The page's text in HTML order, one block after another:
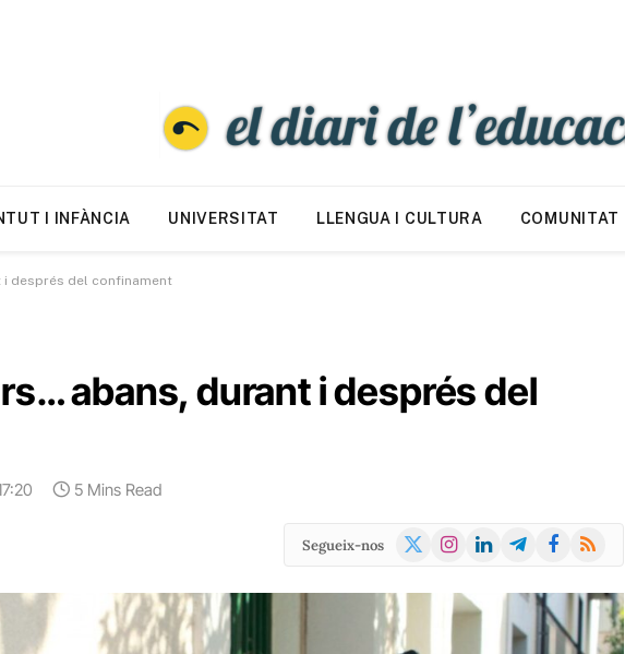
I INFÀNCIA UNIVERSITAT LLENGUA I CULTURA COMUNITAT
i després del confinament
abans, durant i després del
5 Mins Read
Segueix-nos
X
Instagram
LinkedInTelegramFacebook
RSS